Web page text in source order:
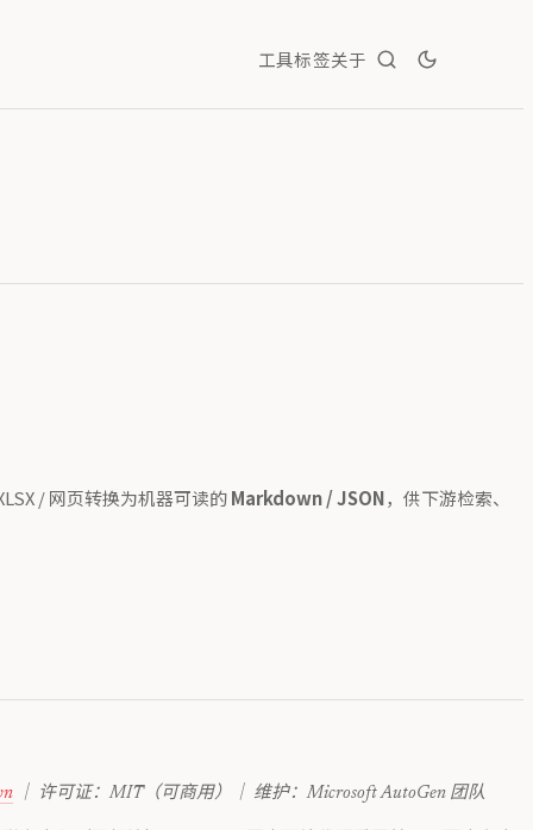
工具标签关于
/ 网页转换为机器可读的Markdown / JSON，供下游检索、
｜ 许可证：MIT（可商用）｜ 维护：Microsoft AutoGen 团队